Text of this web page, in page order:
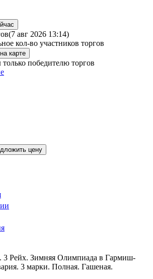
(7 авг 2026 13:14)
кол-во участников торгов
на карте
победителю торгов
цену
3 Рейх. Зимняя Олимпиада в Гармиш-
3 марки. Полная. Гашеная.